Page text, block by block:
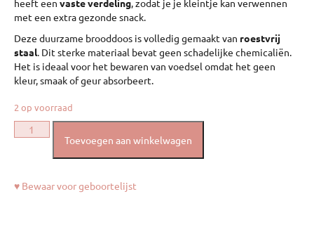
heeft een vaste verdeling, zodat je je kleintje kan verwennen
met een extra gezonde snack.
Deze duurzame brooddoos is volledig gemaakt van roestvrij
staal. Dit sterke materiaal bevat geen schadelijke chemicaliën.
Het is ideaal voor het bewaren van voedsel omdat het geen
kleur, smaak of geur absorbeert.
2 op voorraad
Toevoegen aan winkelwagen
♥ Bewaar voor geboortelijst